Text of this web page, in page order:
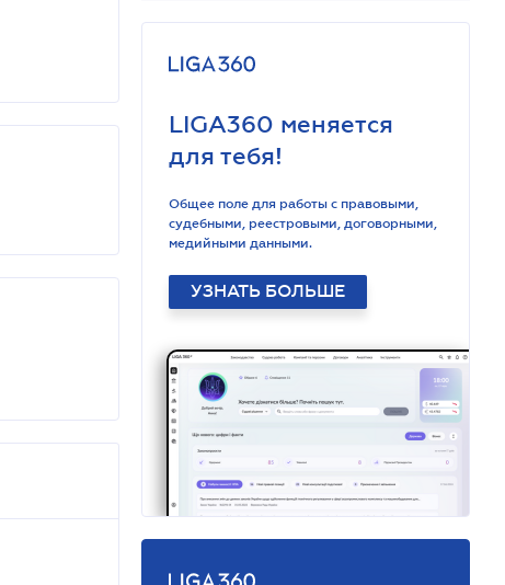
LIGA360 меняется
для тебя!
Общее поле для работы с правовыми,
судебными, реестровыми, договорными,
медийными данными.
УЗНАТЬ БОЛЬШЕ